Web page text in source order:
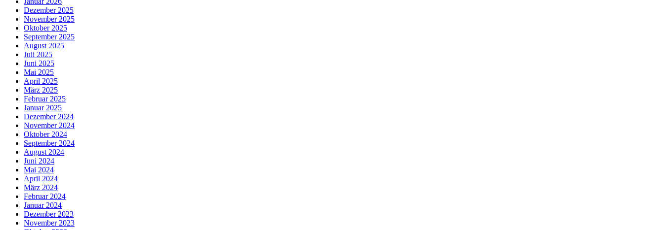
Dezember 2025
November 2025
Oktober 2025
September 2025
August 2025
Juli 2025
Juni 2025
Mai 2025
April 2025
März 2025
Februar 2025
Januar 2025
Dezember 2024
November 2024
Oktober 2024
September 2024
August 2024
Juni 2024
Mai 2024
April 2024
März 2024
Februar 2024
Januar 2024
Dezember 2023
November 2023